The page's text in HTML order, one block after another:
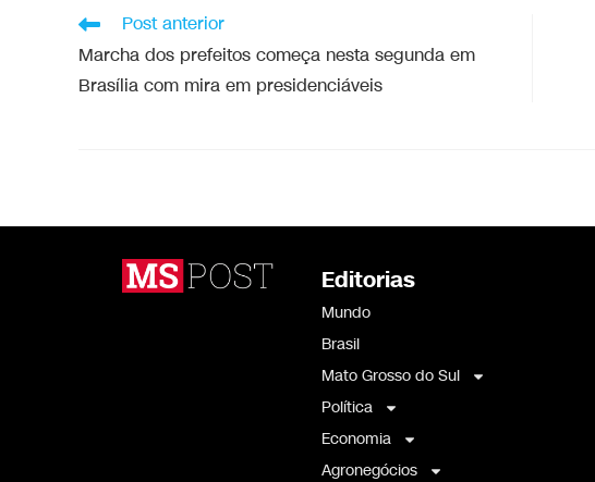
Post anterior
Marcha dos prefeitos começa nesta segunda em
Brasília com mira em presidenciáveis
Editorias
Mundo
Brasil
Mato Grosso do Sul
Política
Economia
Agronegócios